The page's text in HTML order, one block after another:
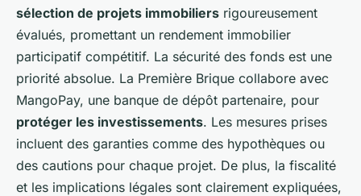
sélection de projets immobiliers rigoureusement
évalués, promettant un rendement immobilier
participatif compétitif. La sécurité des fonds est une
priorité absolue. La Première Brique collabore avec
MangoPay, une banque de dépôt partenaire, pour
protéger les investissements. Les mesures prises
incluent des garanties comme des hypothèques ou
des cautions pour chaque projet. De plus, la fiscalité
et les implications légales sont clairement expliquées,